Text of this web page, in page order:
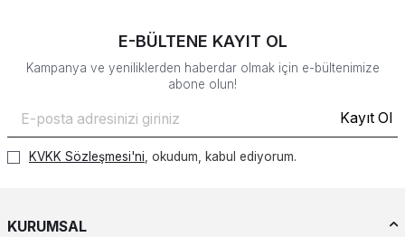
E-BÜLTENE KAYIT OL
Kampanya ve yeniliklerden haberdar olmak için e-bültenimize
abone olun!
Kayıt Ol
KVKK Sözleşmesi'ni , okudum, kabul ediyorum.
KURUMSAL